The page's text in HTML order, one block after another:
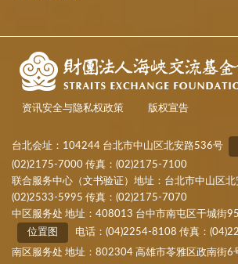
资讯安全与隐私权政策 版权宣告
台北会址：104244 台北市中山区北安路536号
(02)2175-7000 传真：(02)2175-7100
联合服务中心（文书验证）地址：台北市中山区北
(02)2533-5995 传真：(02)2175-7070
中区服务处 地址：408013 台中市南屯区干城街
位置图
电话：(04)2254-8108 传真：
南区服务处 地址：802304 高雄市苓雅区政南街6